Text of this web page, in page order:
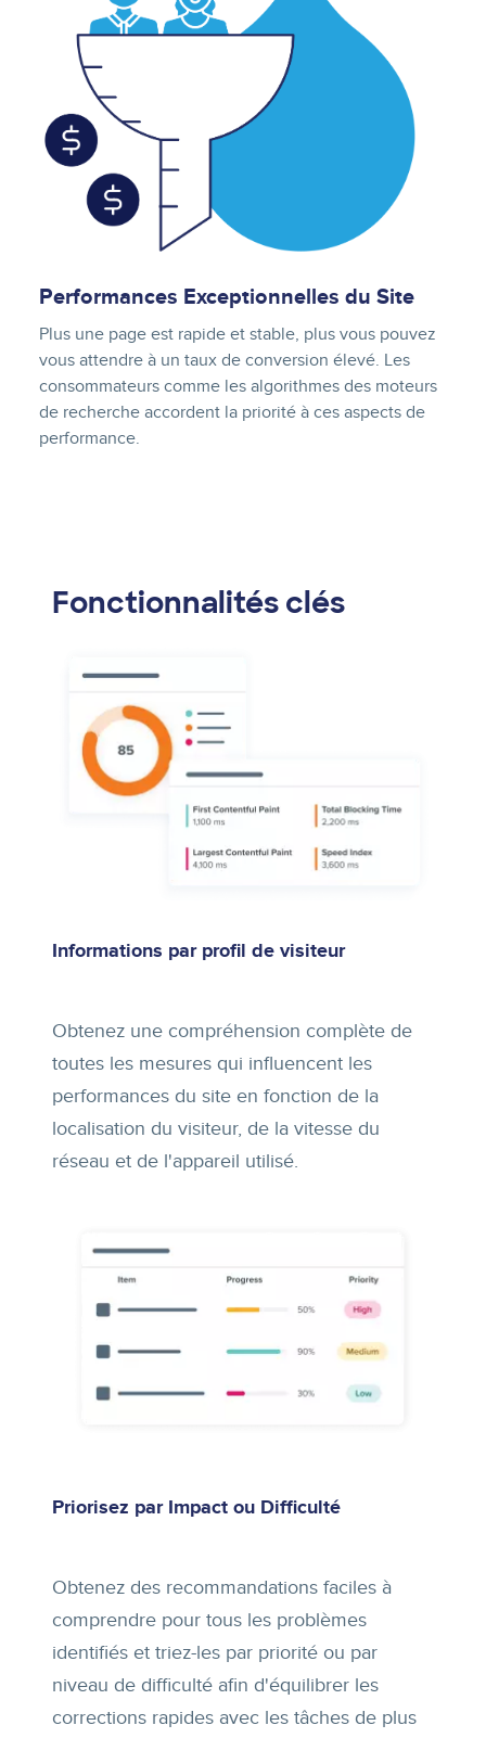
Performances Exceptionnelles du Site
Plus une page est rapide et stable, plus vous pouvez
vous attendre à un taux de conversion élevé. Les
consommateurs comme les algorithmes des moteurs
de recherche accordent la priorité à ces aspects de
performance.
Fonctionnalités clés
Informations par profil de visiteur
Obtenez une compréhension complète de
toutes les mesures qui influencent les
performances du site en fonction de la
localisation du visiteur, de la vitesse du
réseau et de l'appareil utilisé.
Priorisez par Impact ou Difficulté
Obtenez des recommandations faciles à
comprendre pour tous les problèmes
identifiés et triez-les par priorité ou par
niveau de difficulté afin d'équilibrer les
corrections rapides avec les tâches de plus